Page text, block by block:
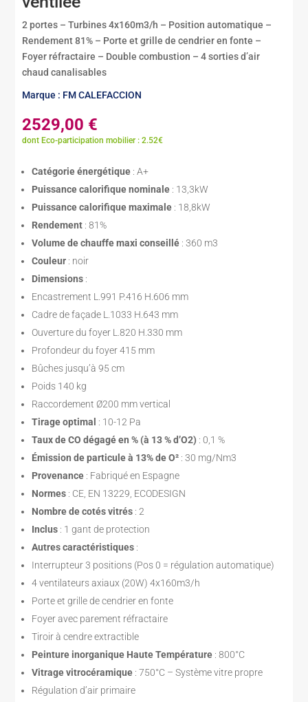
2 portes – Turbines 4x160m3/h – Position automatique –
Rendement 81% – Porte et grille de cendrier en fonte –
Foyer réfractaire – Double combustion – 4 sorties d’air
chaud canalisables
Marque : FM CALEFACCION
2529,00 €
dont Eco-participation mobilier : 2.52€
Catégorie énergétique : A+
Puissance calorifique nominale : 13,3kW
Puissance calorifique maximale : 18,8kW
Rendement : 81%
Volume de chauffe maxi conseillé : 360 m3
Couleur : noir
Dimensions :
Encastrement L.991 P.416 H.606 mm
Cadre de façade L.1033 H.643 mm
Ouverture du foyer L.820 H.330 mm
Profondeur du foyer 415 mm
Bûches jusqu’à 95 cm
Poids 140 kg
Raccordement Ø200 mm vertical
Tirage optimal : 10-12 Pa
Taux de CO dégagé en % (à 13 % d’O2) : 0,1 %
Émission de particule à 13% de O² : 30 mg/Nm3
Provenance : Fabriqué en Espagne
Normes : CE, EN 13229, ECODESIGN
Nombre de cotés vitrés : 2
Inclus : 1 gant de protection
Autres caractéristiques :
Interrupteur 3 positions (Pos 0 = régulation automatique)
4 ventilateurs axiaux (20W) 4x160m3/h
Porte et grille de cendrier en fonte
Foyer avec parement réfractaire
Tiroir à cendre extractible
Peinture inorganique Haute Température : 800°C
Vitrage vitrocéramique : 750°C – Système vitre propre
Régulation d’air primaire